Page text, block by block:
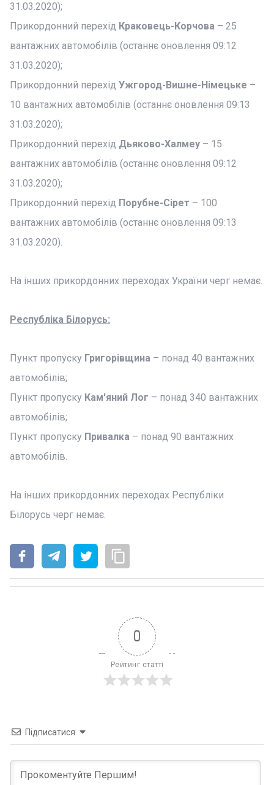
31.03.2020);
Прикордонний перехід Краковець-Корчова – 25
вантажних автомобілів (останнє оновлення 09:12
31.03.2020);
Прикордонний перехід Ужгород-Вишне-Німецьке –
10 вантажних автомобілів (останнє оновлення 09:13
31.03.2020);
Прикордонний перехід Дьяково-Халмеу – 15
вантажних автомобілів (останнє оновлення 09:12
31.03.2020);
Прикордонний перехід Порубне-Сірет – 100
вантажних автомобілів (останнє оновлення 09:13
31.03.2020).
На інших прикордонних переходах України черг немає.
Республіка Білорусь:
Пункт пропуску Григорівщина – понад 40 вантажних
автомобілів;
Пункт пропуску Кам'яний Лог – понад 340 вантажних
автомобілів;
Пункт пропуску Привалка – понад 90 вантажних
автомобілів.
На інших прикордонних переходах Республіки
Білорусь черг немає.
0
Рейтинг статті
Підписатися